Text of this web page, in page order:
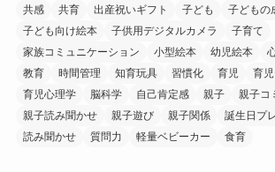
共感
共育 出産祝いギフト 子ども
子どもの
子ども向け絵本
子供用デジタルカメラ
子育て
家族コミュニケーション
小型絵本 幼児絵本
教育
時間管理 知育玩具 習慣化 育児
育
育児心理学
脳科学 自己肯定感 親子
親子コ
親子読み聞かせ
親子遊び 親子関係
誕生日プ
読み聞かせ
質問力 軽量ベビーカー 食育